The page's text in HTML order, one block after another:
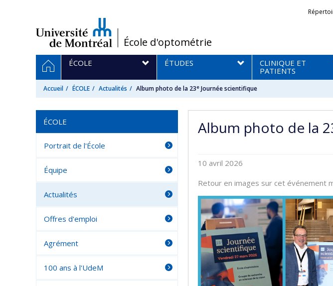
/École d'optométrie
Navigation
principale
ACCUEIL
ÉCOLE ÉTUDES
CLINIQUE ET
PATIENTS
Accueil ÉCOLE Actualités Album photo de la 23e Journée scientifique
Album photo de la
10 avril 2026
Retour en images sur cet événement
ÉCOLE
Portrait de l'École
Équipe
Actualités
Offres d'emploi
Agrément
100 ans à l'UdeM